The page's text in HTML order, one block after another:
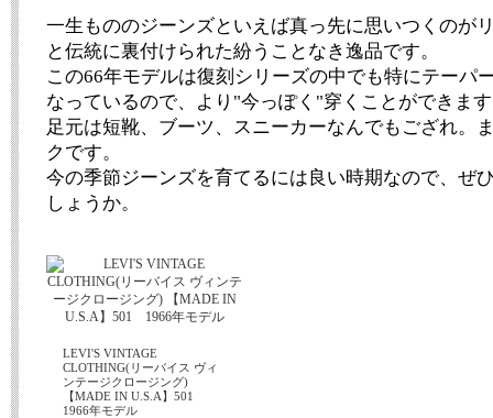
一生もののジーンズといえば真っ先に思いつくのが
と伝統に裏付けられた紛うことなき逸品です。
この66年モデルは復刻シリーズの中でも特にテーパ
なっているので、より"今っぽく"穿くことができま
足元は短靴、ブーツ、スニーカーなんでもござれ。
クです。
今の季節ジーンズを育てるには良い時期なので、ぜ
しょうか。
LEVI'S VINTAGE
CLOTHING(リーバイス ヴィ
ンテージクロージング)
【MADE IN U.S.A】501
1966年モデル